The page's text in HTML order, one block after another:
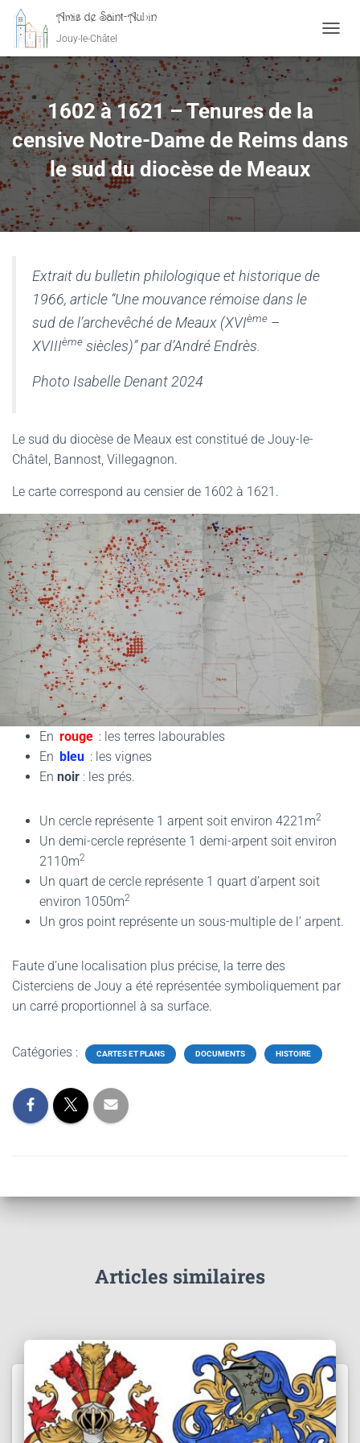
Amis de Saint-Aubin
Jouy-le-Châtel
1602 à 1621 – Tenures de la
censive Notre-Dame de Reims dans
le sud du diocèse de Meaux
Extrait du bulletin philologique et historique de
1966, article “Une mouvance rémoise dans le
sud de l’archevêché de Meaux (XVIème –
XVIIIème siècles)” par d’André Endrès.
Photo Isabelle Denant 2024
Le sud du diocèse de Meaux est constitué de Jouy-le-
Châtel, Bannost, Villegagnon.
Le carte correspond au censier de 1602 à 1621.
En rouge : les terres labourables
En bleu : les vignes
En noir : les prés.
Un cercle représente 1 arpent soit environ 4221m2
Un demi-cercle représente 1 demi-arpent soit environ
2110m2
Un quart de cercle représente 1 quart d’arpent soit
environ 1050m2
Un gros point représente un sous-multiple de l’ arpent.
Faute d’une localisation plus précise, la terre des
Cisterciens de Jouy a été représentée symboliquement par
un carré proportionnel à sa surface.
Catégories : CARTES ET PLANS DOCUMENTS HISTOIRE
Articles similaires